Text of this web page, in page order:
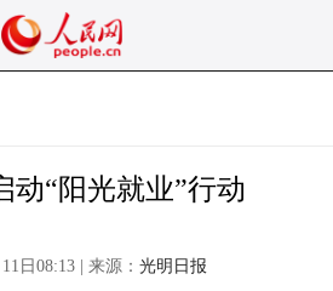
动“阳光就业”行动
日08:13 | 来源： 光明日报